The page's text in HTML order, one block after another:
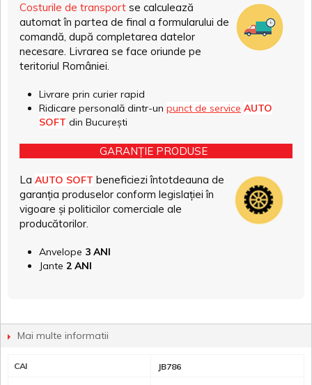
Costurile de transport se calculează
automat în partea de final a formularului de
comandă, după completarea datelor
necesare. Livrarea se face oriunde pe
teritoriul României.
Livrare prin curier rapid
Ridicare personală dintr-un punct de service AUTO
SOFT din București
GARANȚIE PRODUSE
La AUTO SOFT beneficiezi întotdeauna de
garanția produselor conform legislației în
vigoare și politicilor comerciale ale
producătorilor.
Anvelope 3 ANI
Jante 2 ANI
Mai multe informatii
CAI JB786